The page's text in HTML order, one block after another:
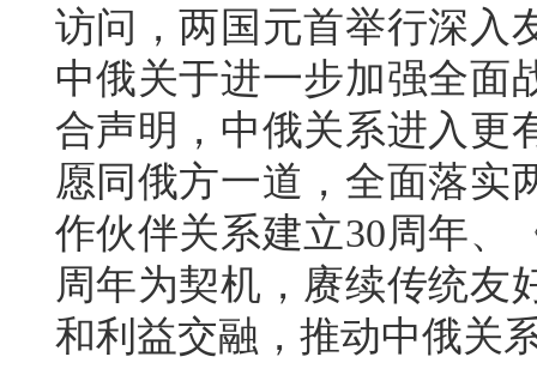
访问，两国元首举行深入
中俄关于进一步加强全面
合声明，中俄关系进入更
愿同俄方一道，全面落实
作伙伴关系建立30周年、
周年为契机，赓续传统友
和利益交融，推动中俄关